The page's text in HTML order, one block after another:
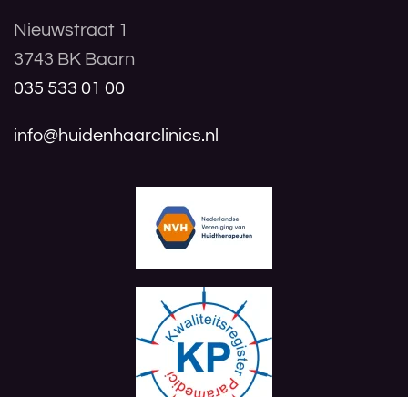
Nieuwstraat 1
3743 BK Baarn
035 533 01 00
info@huidenhaarclinics.nl